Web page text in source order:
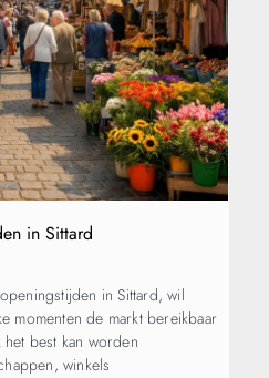
in Sittard
in Sittard, wil
momenten de markt bereikbaar
best kan worden
winkels